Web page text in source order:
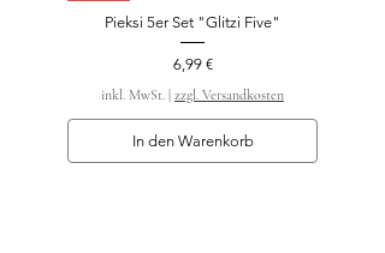
Pieksi 5er Set "Glitzi Five"
Preis
6,99 €
inkl. MwSt. zzgl. Versandkosten
In den Warenkorb